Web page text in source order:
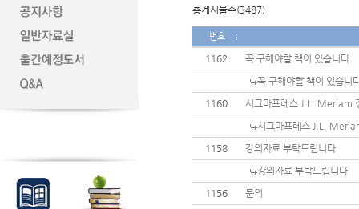
총게시물수(3487)
번호
1162
꼭 구해야할 책이 있습니다.
꼭 구해야할 책이 있습니
1160
시그마프레스 J.L. Meriam
시그마프레스 J.L.
1158
강의자료 부탁드립니다
강의자료 부탁드립니다
1156
문의